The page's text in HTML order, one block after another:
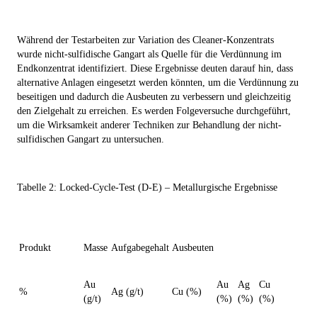
Während der Testarbeiten zur Variation des Cleaner-Konzentrats
wurde nicht-sulfidische Gangart als Quelle für die Verdünnung im
Endkonzentrat identifiziert. Diese Ergebnisse deuten darauf hin, dass
alternative Anlagen eingesetzt werden könnten, um die Verdünnung zu
beseitigen und dadurch die Ausbeuten zu verbessern und gleichzeitig
den Zielgehalt zu erreichen. Es werden Folgeversuche durchgeführt,
um die Wirksamkeit anderer Techniken zur Behandlung der nicht-
sulfidischen Gangart zu untersuchen.
Tabelle 2: Locked-Cycle-Test (D-E) – Metallurgische Ergebnisse
Produkt Masse Aufgabegehalt Ausbeuten
%
Au
(g/t)
Ag (g/t) Cu (%)
Au
(%)
Ag
(%)
Cu
(%)